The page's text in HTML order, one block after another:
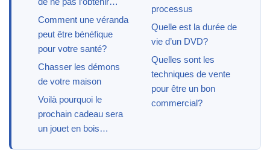
Comment une véranda
peut être bénéfique
pour votre santé?
Chasser les démons
de votre maison
Voilà pourquoi le
prochain cadeau sera
un jouet en bois…
processus
Quelle est la durée de
vie d’un DVD?
Quelles sont les
techniques de vente
pour être un bon
commercial?